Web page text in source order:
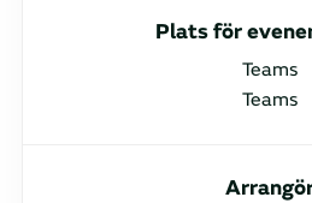
Plats för
Teams
Teams